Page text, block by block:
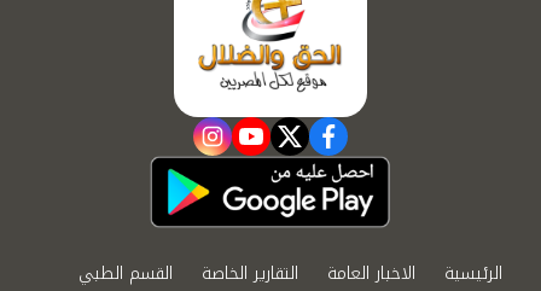
facebook
twitter
youtube
instagram
الرئيسية الاخبار العامة التقارير الخاصة القسم الطبي